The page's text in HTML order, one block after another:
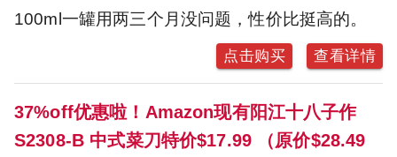
100ml一罐用两三个月没问题，性价比挺高的。
点击购买 查看详情
37%off优惠啦！Amazon现有阳江十八子作
S2308-B 中式菜刀特价$17.99 （原价$28.49